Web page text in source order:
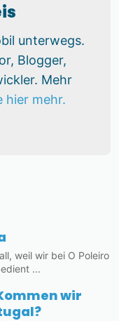
unterwegs.
Blogger,
Mehr
hier mehr.
weil wir bei O Poleiro
...
Kommen wir